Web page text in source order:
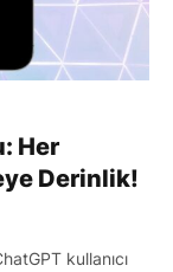
Her
Derinlik!
kullanıcı